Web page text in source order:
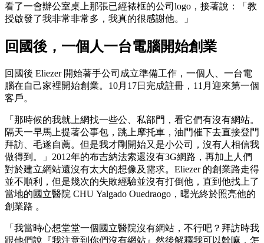
看了一會辦公室桌上那張已經裱框的公司logo，接著說：「教
授啟發了我非常非常多，我真的很感謝他。」
回國後，一個人一台電腦開始創業
回國後 Eliezer 開始著手公司成立準備工作，一個人、一台電
腦在自己家裡開始創業。10月17日完成註冊，11月迎來第一個
客戶。
「那時候的我就上網找一些公、私部門，看它們有沒有網站。
隔天一早馬上提著公事包，跳上摩托車，油門催下去直接登門
拜訪、毛遂自薦。但是我才剛開始又是小公司，沒有人相信我
做得到。」2012年的布吉納法索還沒有3G網路，再加上人們
對於建立網站還沒有太大的想像及需求。Eliezer 的創業路走得
並不順利，但是幾次的失敗經驗並沒有打倒他，直到他找上了
當地的國立醫院 CHU Yalgado Ouedraogo，曙光終於照亮他的
創業路 。
「我當時心想堂堂一個國立醫院沒有網站，不行吧？拜訪時我
跟他們說『我注意到你們沒有網站』然後解釋我可以幹嘛，怎